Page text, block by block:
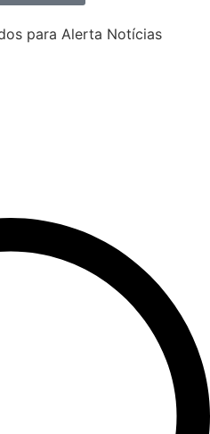
para Alerta Notícias